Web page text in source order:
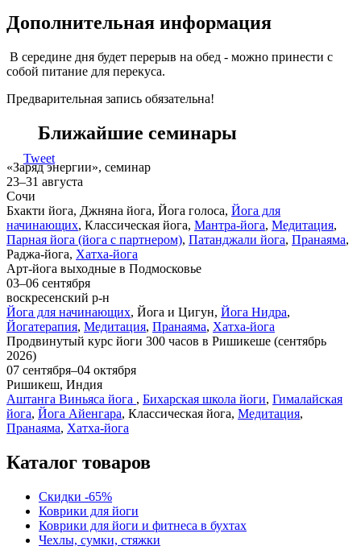
Дополнительная информация
В середине дня будет перерыв на обед - можно принести с
собой питание для перекуса.
Предварительная запись обязательна!
Tweet
Ближайшие семинары
«Заряд энергии», семинар
23–31 августа
Сочи
Бхакти йога, Джняна йога, Йога голоса, Йога для
начинающих, Классическая йога, Мантра-йога, Медитация,
Парная йога (йога с партнером), Патанджали йога, Пранаяма,
Раджа-йога, Хатха-йога
Арт-йога выходные в Подмосковье
03–06 сентября
воскресенский р-н
Йога для начинающих, Йога и Цигун, Йога Нидра,
Йогатерапия, Медитация, Пранаяма, Хатха-йога
Продвинутый курс йоги 300 часов в Ришикеше (сентябрь
2026)
07 сентября–04 октября
Ришикеш, Индия
Аштанга Виньяса йога , Бихарская школа йоги, Гималайская
йога, Йога Айенгара, Классическая йога, Медитация,
Пранаяма, Хатха-йога
Каталог товаров
Скидки -65%
Коврики для йоги
Коврики для йоги и фитнеса в бухтах
Чехлы, сумки, стяжки